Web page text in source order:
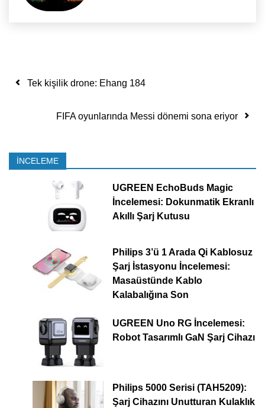
Yazı dolaşımı
Tek kişilik drone: Ehang 184
FIFA oyunlarında Messi dönemi sona eriyor
İNCELEME
UGREEN EchoBuds Magic
İncelemesi: Dokunmatik Ekranlı
Akıllı Şarj Kutusu
Philips 3’ü 1 Arada Qi Kablosuz
Şarj İstasyonu İncelemesi:
Masaüstünde Kablo
Kalabalığına Son
UGREEN Uno RG İncelemesi:
Robot Tasarımlı GaN Şarj Cihazı
Philips 5000 Serisi (TAH5209):
Şarj Cihazını Unutturan Kulaklık